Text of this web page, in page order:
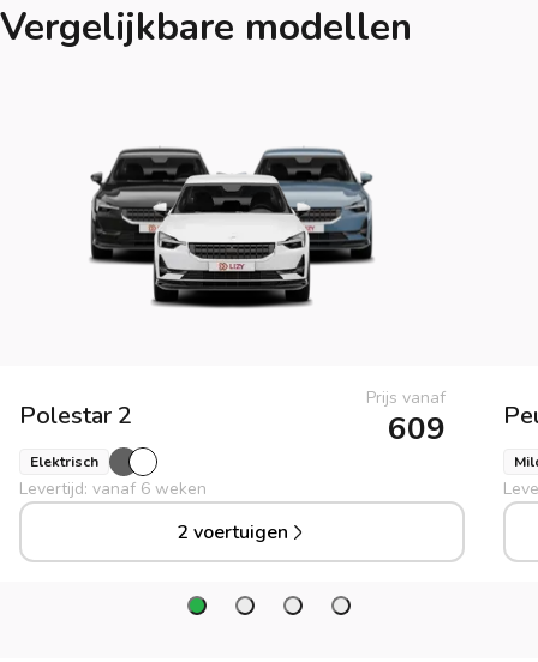
Vergelijkbare modellen
Polestar 2
Prijs vanaf
609
Elektrisch
Levertijd: vanaf 6 weken
2 voertuigen